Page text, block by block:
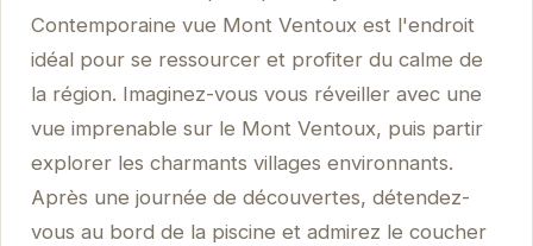
Contemporaine vue Mont Ventoux est l'endroit
idéal pour se ressourcer et profiter du calme de
la région. Imaginez-vous vous réveiller avec une
vue imprenable sur le Mont Ventoux, puis partir
explorer les charmants villages environnants.
Après une journée de découvertes, détendez-
vous au bord de la piscine et admirez le coucher